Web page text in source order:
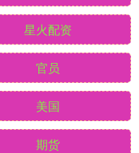
星火配资
官员
美国
期货